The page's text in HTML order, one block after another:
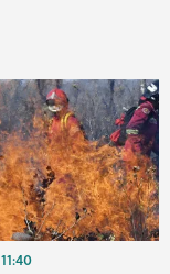
11:40